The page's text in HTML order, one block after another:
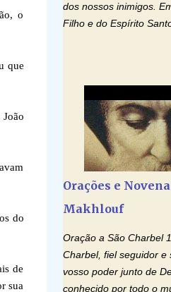
o
que
do
de
sua
dos nossos inimigos.
Filho e do Espírito
renovareis a face da
Deus, que instruístes
vossos fiéis com a luz
fazei que apreciemos
gozemos sempre da
Cristo, Senhor Nosso.
céu e da terra; e em
Filho, nosso Senhor;
poder do Espí­rito
Orações e
Makhlouf
Oração a São Charbel
Charbel, fiel seguidor e
vosso poder junto de
conhecido por todo o